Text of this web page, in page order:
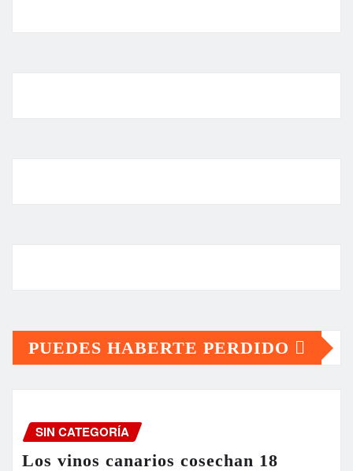
PUEDES HABERTE PERDIDO
SIN CATEGORÍA
Los vinos canarios cosechan 18